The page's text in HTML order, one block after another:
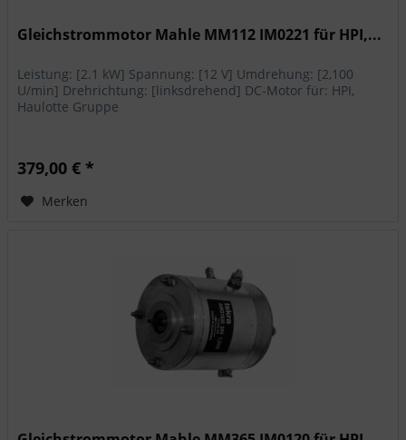
Gleichstrommotor Mahle MM112 IM0221 für HPI,...
Leistung: [2.1 kW] Spannung: [12 V] Umdrehung: [2,100
U/min] Drehrichtung: [linksdrehend] DC-Motor für: HPI,
Haulotte Gruppe
379,00 € *
Merken